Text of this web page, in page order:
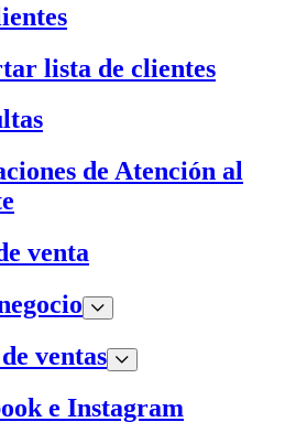
lista de clientes
de Atención al
venta
ventas
e Instagram